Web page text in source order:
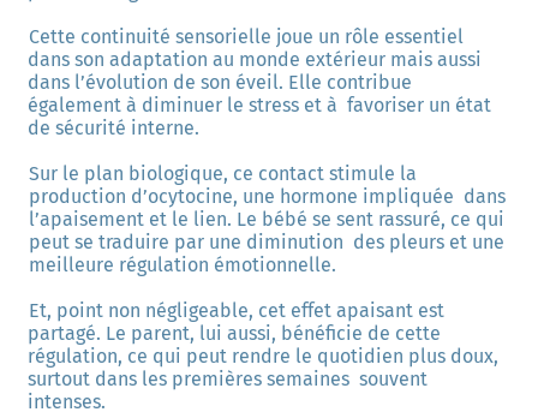
Cette continuité sensorielle joue un rôle essentiel
dans son adaptation au monde extérieur mais aussi
dans l’évolution de son éveil. Elle contribue
également à diminuer le stress et à  favoriser un état
de sécurité interne.
Sur le plan biologique, ce contact stimule la
production d’ocytocine, une hormone impliquée  dans
l’apaisement et le lien. Le bébé se sent rassuré, ce qui
peut se traduire par une diminution  des pleurs et une
meilleure régulation émotionnelle.
Et, point non négligeable, cet effet apaisant est
partagé. Le parent, lui aussi, bénéficie de cette
régulation, ce qui peut rendre le quotidien plus doux,
surtout dans les premières semaines  souvent
intenses.